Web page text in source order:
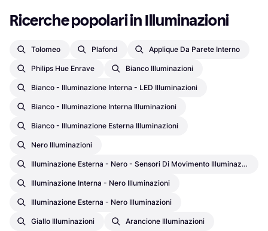
Ricerche popolari in Illuminazioni
Tolomeo Plafond Applique Da Parete Interno
Philips Hue Enrave Bianco Illuminazioni
Bianco - Illuminazione Interna - LED Illuminazioni
Bianco - Illuminazione Interna Illuminazioni
Bianco - Illuminazione Esterna Illuminazioni
Nero Illuminazioni
Illuminazione Esterna - Nero - Sensori Di Movimento Illuminazioni
Illuminazione Interna - Nero Illuminazioni
Illuminazione Esterna - Nero Illuminazioni
Giallo Illuminazioni Arancione Illuminazioni